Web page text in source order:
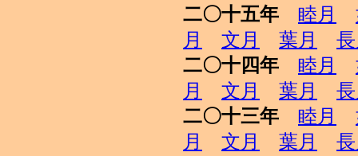
二〇十五年
睦月
月
文月 葉月
二〇十四年
睦月
月
文月 葉月
二〇十三年
睦月
月
文月 葉月